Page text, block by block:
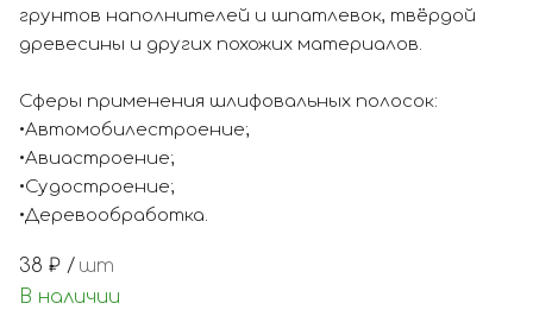
грунтов наполнителей и шпатлевок, твёрдой
древесины и других похожих материалов.
Сферы применения шлифовальных полосок:
•Автомобилестроение;
•Авиастроение;
•Судостроение;
•Деревообработка.
38 ₽ / шт
В наличии